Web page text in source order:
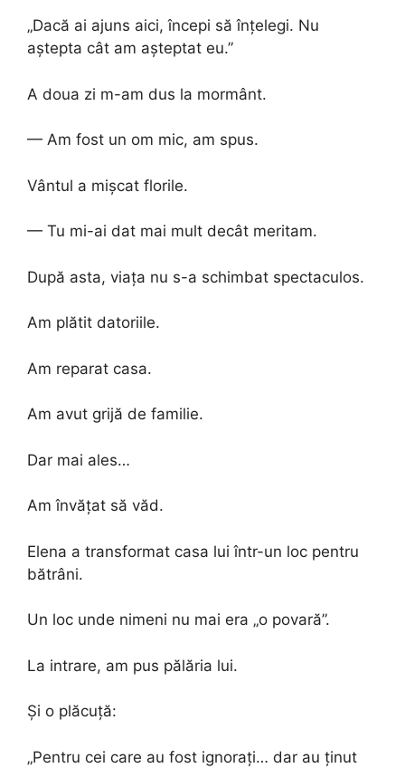
„Dacă ai ajuns aici, începi să înțelegi. Nu
aștepta cât am așteptat eu.”
A doua zi m-am dus la mormânt.
— Am fost un om mic, am spus.
Vântul a mișcat florile.
— Tu mi-ai dat mai mult decât meritam.
După asta, viața nu s-a schimbat spectaculos.
Am plătit datoriile.
Am reparat casa.
Am avut grijă de familie.
Dar mai ales…
Am învățat să văd.
Elena a transformat casa lui într-un loc pentru
bătrâni.
Un loc unde nimeni nu mai era „o povară”.
La intrare, am pus pălăria lui.
Și o plăcuță:
„Pentru cei care au fost ignorați… dar au ținut